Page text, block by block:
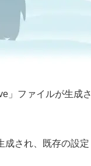
」ファイルが生成さ
成され、既存の設定